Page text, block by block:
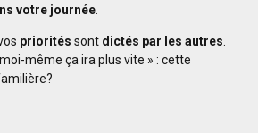
votre journée
priorités sont dictés par les autres
même ça ira plus vite » : cette